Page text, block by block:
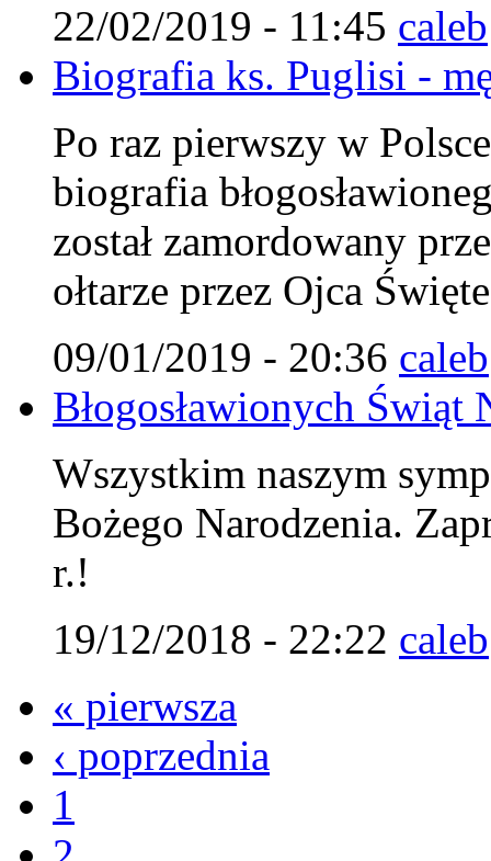
22/02/2019 - 11:45 caleb
Biografia ks. Puglisi -
Po raz pierwszy w
biografia
został zamordowany
ołtarze przez Ojca
09/01/2019 - 20:36 caleb
Błogosławionych Świąt
Wszystkim naszym
Bożego Narodzenia.
r.!
19/12/2018 - 22:22 caleb
« pierwsza
‹ poprzednia
1